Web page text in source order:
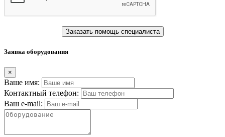
Заказать помощь специалиста
Заявка оборудования
×
Ваше имя:
Контактный телефон:
Ваш e-mail: